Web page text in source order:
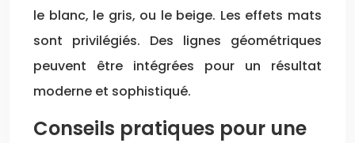
le blanc, le gris, ou le beige. Les effets mats
sont privilégiés. Des lignes géométriques
peuvent être intégrées pour un résultat
moderne et sophistiqué.
Conseils pratiques pour une